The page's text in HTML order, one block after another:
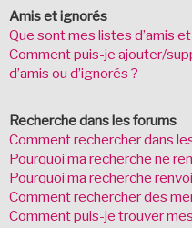
Amis et ignorés
Que sont mes listes d’amis
Comment puis-je ajouter/
d’amis ou d’ignorés ?
Recherche dans les forums
Comment rechercher dans
Pourquoi ma recherche ne
Pourquoi ma recherche
Comment rechercher des
Comment puis-je trouver